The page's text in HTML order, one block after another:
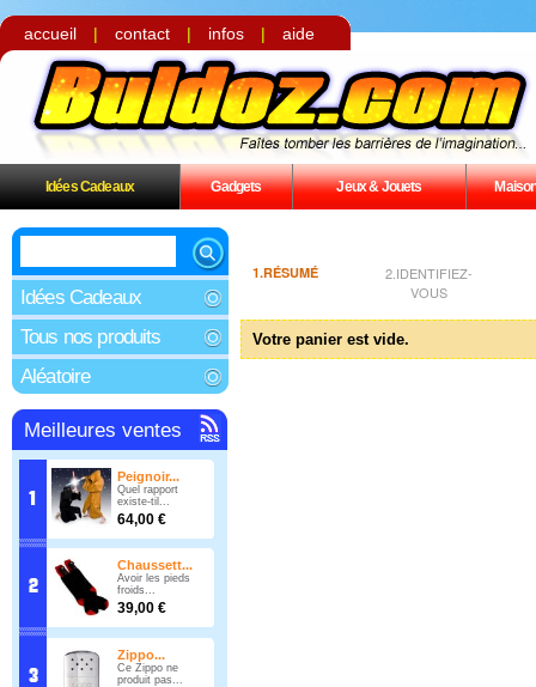
accueil | contact | infos | aide
Idées Cadeaux Gadgets Jeux & Jouets
Idées Cadeaux
Tous nos produits
Aléatoire
Meilleures ventes
Peignoir...
Quel rapport
existe-til...
64,00 €
Chaussett...
Avoir les pieds
froids...
39,00 €
Zippo...
Ce Zippo ne
produit pas...
1.RÉSUMÉ
2.IDENTIFIEZ-
VOUS
Votre panier est vide.